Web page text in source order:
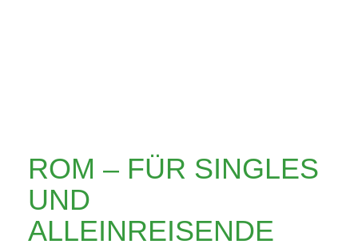
ROM – FÜR SINGLES
UND
ALLEINREISENDE